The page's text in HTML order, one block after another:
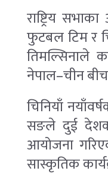
राष्ट्रिय
फुटबल टिम र
तिमल्सिनाले
नेपाल–चीन
चिनियाँ
सङले दुई
आयोजना
सास्कृतिक